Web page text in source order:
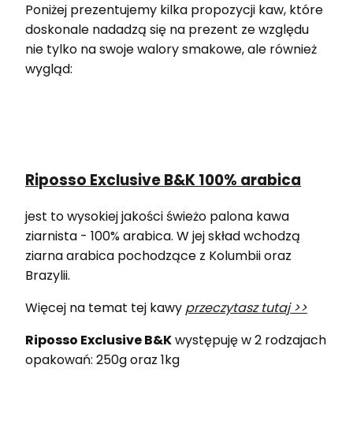
Poniżej prezentujemy kilka propozycji kaw, które
doskonale nadadzą się na prezent ze względu
nie tylko na swoje walory smakowe, ale również
wygląd:
Riposso Exclusive B&K 100% arabica
jest to wysokiej jakości świeżo palona kawa
ziarnista - 100% arabica. W jej skład wchodzą
ziarna arabica pochodzące z Kolumbii oraz
Brazylii.
Więcej na temat tej kawy przeczytasz tutaj >>
Riposso Exclusive B&Kwystępuję w 2 rodzajach
opakowań: 250g oraz 1kg